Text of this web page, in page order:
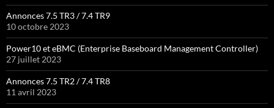
Annonces 7.5 TR3 / 7.4 TR9
10 octobre 2023
Power10 et eBMC (Enterprise Baseboard Management Controller)
27 juillet 2023
Annonces 7.5 TR2 / 7.4 TR8
11 avril 2023